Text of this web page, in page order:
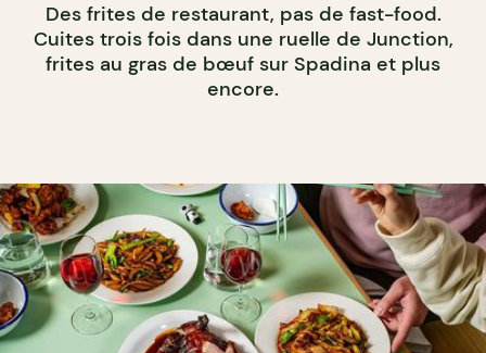
Des frites de restaurant, pas de fast-food.
Cuites trois fois dans une ruelle de Junction,
frites au gras de bœuf sur Spadina et plus
encore.